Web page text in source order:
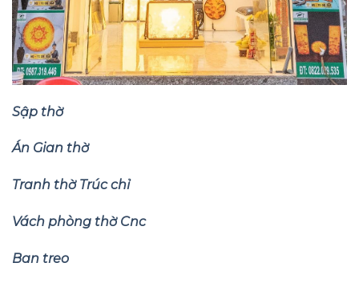
Sập thờ
Án Gian thờ
Tranh thờ Trúc chỉ
Vách phòng thờ Cnc
Ban treo